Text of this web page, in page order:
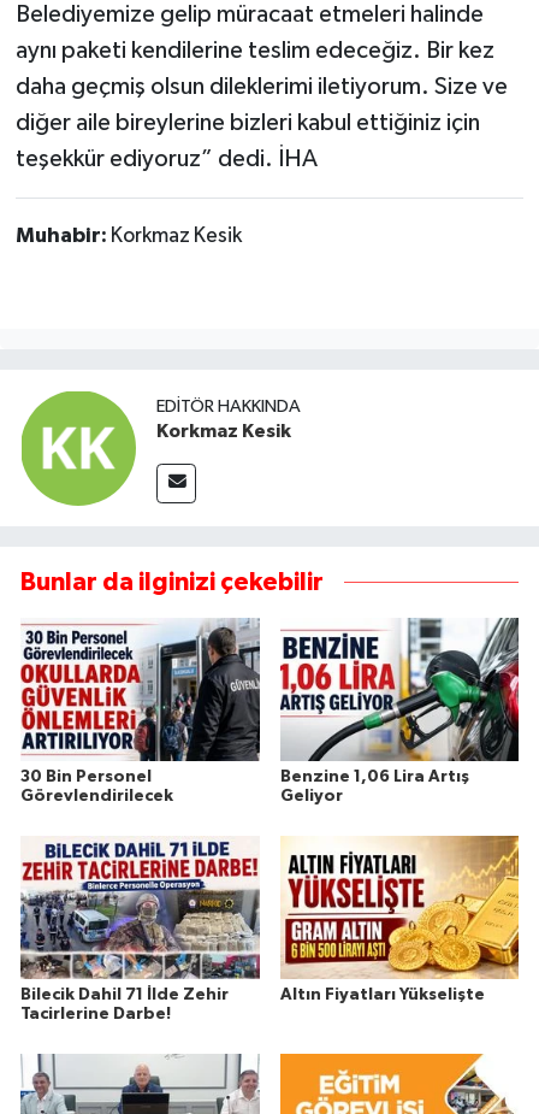
Belediyemize gelip müracaat etmeleri halinde
aynı paketi kendilerine teslim edeceğiz. Bir kez
daha geçmiş olsun dileklerimi iletiyorum. Size ve
diğer aile bireylerine bizleri kabul ettiğiniz için
teşekkür ediyoruz” dedi. İHA
Muhabir: Korkmaz Kesik
EDITÖR HAKKINDA
Korkmaz Kesik
Bunlar da ilginizi çekebilir
30 Bin Personel
Görevlendirilecek
Benzine 1,06 Lira Artış
Geliyor
Bilecik Dahil 71 İlde Zehir
Tacirlerine Darbe!
Altın Fiyatları Yükselişte